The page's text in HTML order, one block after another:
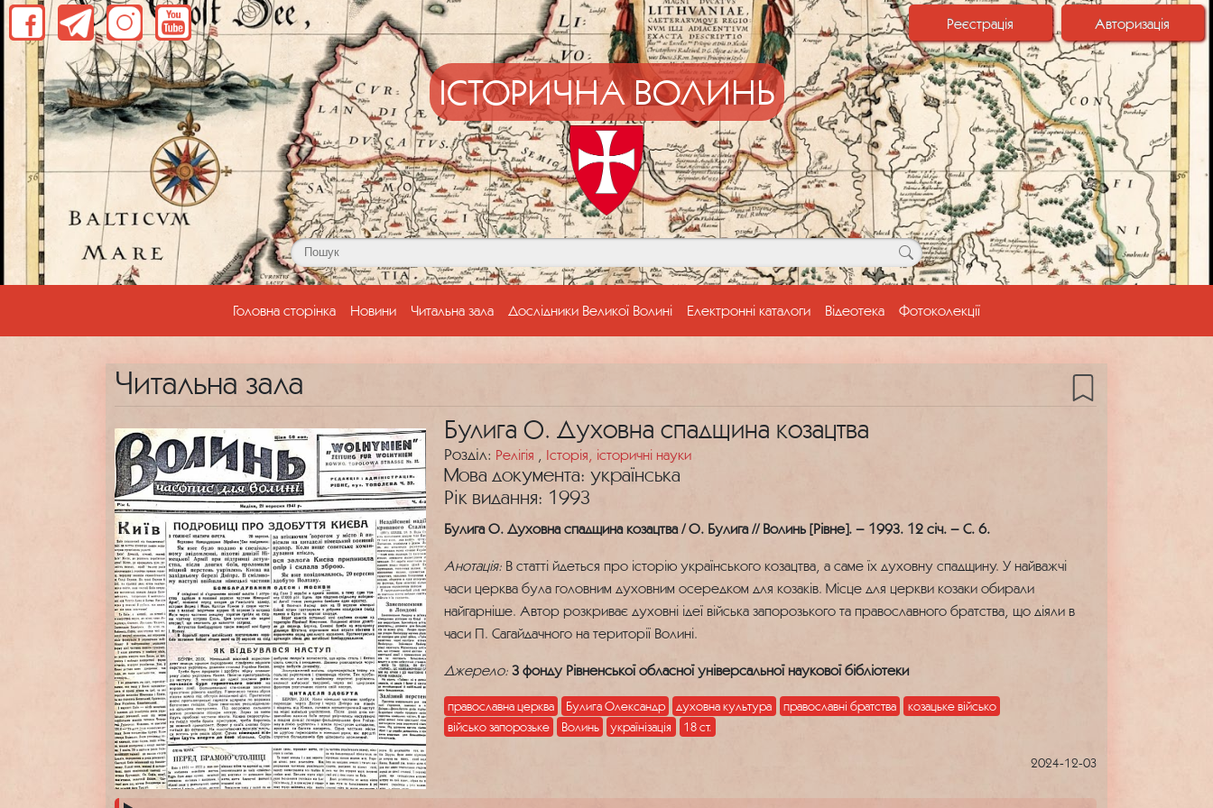
Авторизація
Реєстрація
ІСТОРИЧНА ВОЛИНЬ
Головна сторінка(current)
Новини Читальна зала Дослідники Великої Волині Електронні каталоги Відеотека Фотоколекції
Читальна зала
Булига О. Духовна спадщина козацтва
Розділ: Релігія Історія, історичні науки
Мова документа: українська
Рік видання: 1993
Булига О. Духовна спадщина козацтва / О. Булига // Волинь [Рівне]. – 1993. 12 січ. – С. 6.
Анотація: В статті йдеться про історію українського козацтва, а саме їх духовну спадщину. У найважчі
часи церква була головним духовним осередком для козаків. Місце для церкви козаки обирали
найгарніше. Автор розкриває духовні ідеї війська запорозького та православного братства, що діяли в
часи П. Сагайдачного на території Волині.
Джерело: З фонду Рівненської обласної універсальної наукової бібліотеки
православна церква Булига Олександр духовна культура православні братства
козацьке військо
військо запорозьке
Волинь українізація 18 ст.
2024-12-03